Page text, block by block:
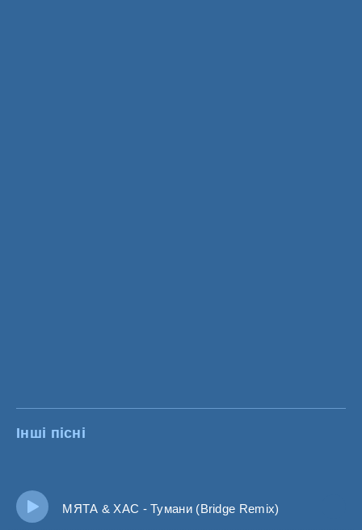
Інші пісні
МЯТА & ХАС - Тумани (Bridge Remix)